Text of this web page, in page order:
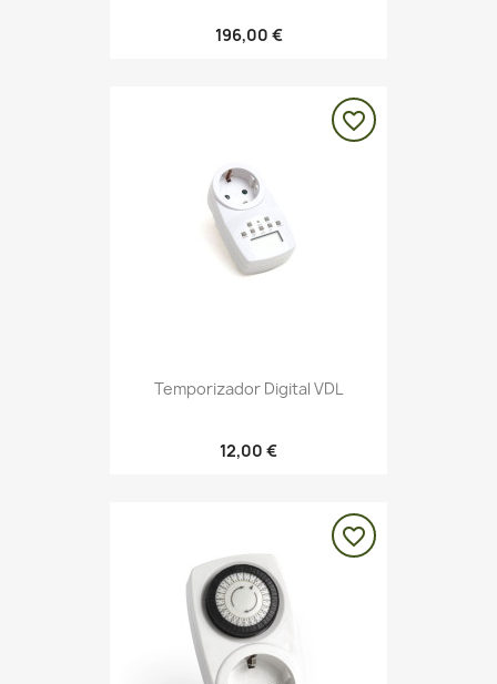
196,00 €
Temporizador Digital VDL
12,00 €
favorite_border
favorite_border